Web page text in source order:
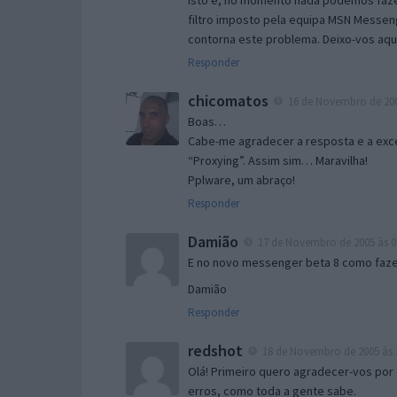
filtro imposto pela equipa MSN
contorna este problema. Deixo-vos
Responder
chicomatos
Boas…
Cabe-me agradecer a resposta e a
“Proxying”. Assim sim… Maravilha!
Pplware, um abraço!
Responder
Damião
E no novo messenger beta 8 como
Damião
Responder
redshot
Olá! Primeiro quero agradecer-vos
erros, como toda a gente sabe.